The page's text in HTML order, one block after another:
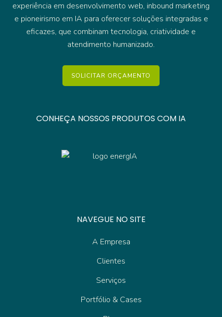
experiência em desenvolvimento web, inbound marketing
e pioneirismo em IA para oferecer soluções integradas e
eficazes, que combinam tecnologia, criatividade e
atendimento humanizado.
SOLICITAR ORÇAMENTO
CONHEÇA NOSSOS PRODUTOS COM IA
NAVEGUE NO SITE
A Empresa
Clientes
Serviços
Portfólio & Cases